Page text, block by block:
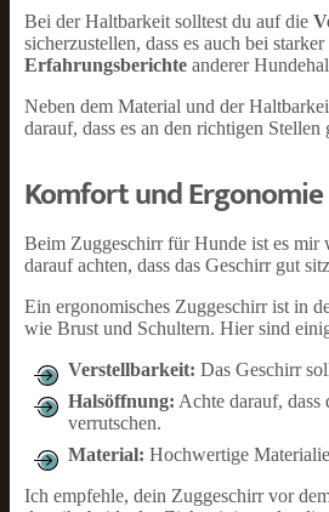
Bei der Haltbarkeit solltest du auf die
sicherzustellen, dass es auch bei
Erfahrungsberichte anderer
Neben dem Material und der
darauf, dass es an den richtigen
Komfort und Ergonomie
Beim Zuggeschirr für Hunde ist es mir
darauf achten, dass das Geschirr gut
Ein ergonomisches Zuggeschirr ist in
wie Brust und Schultern. Hier sind
Verstellbarkeit: Das Geschirr
Halsöffnung: Achte darauf,
verrutschen.
Material: Hochwertige
Ich empfehle, dein Zuggeschirr vor